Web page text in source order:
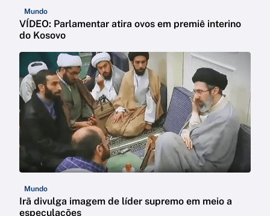
Mundo
VÍDEO: Parlamentar atira ovos em premiê interino
do Kosovo
Mundo
Irã divulga imagem de líder supremo em meio a
especulações